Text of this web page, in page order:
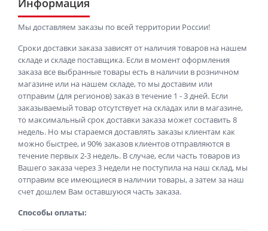
Информация
Мы доставляем заказы по всей территории России!
Сроки доставки заказа зависят от наличия товаров на нашем
складе и складе поставщика. Если в момент оформления
заказа все выбранные товары есть в наличии в розничном
магазине или на нашем складе, то мы доставим или
отправим (для регионов) заказ в течение 1 - 3 дней. Если
заказываемый товар отсутствует на складах или в магазине,
то максимальный срок доставки заказа может составить 8
недель. Но мы стараемся доставлять заказы клиентам как
можно быстрее, и 90% заказов клиентов отправляются в
течение первых 2-3 недель. В случае, если часть товаров из
Вашего заказа через 3 недели не поступила на наш склад, мы
отправим все имеющиеся в наличии товары, а затем за наш
счет дошлем Вам оставшуюся часть заказа.
Способы оплаты: